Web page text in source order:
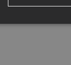
/ Hostess